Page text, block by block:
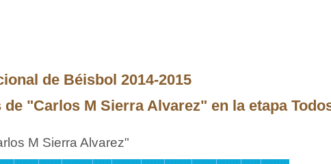
de Béisbol 2014-2015
"Carlos M Sierra Alvarez" en la etapa
M Sierra Alvarez"